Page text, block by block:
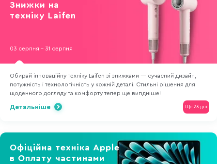
Знижки на
техніку Laifen
03 серпня - 31 серпня
Обирай інноваційну техніку Laifen зі знижками — сучасний дизайн,
потужність і технологічність у кожній деталі. Стильні рішення для
щоденного догляду та комфорту тепер ще вигідніше!
Ще 23 дні
Детальніше
Офіційна техніка Apple
в Оплату частинами